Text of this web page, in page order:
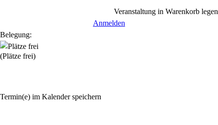
Veranstaltung in Warenkorb legen
Anmelden
Belegung:
(Plätze frei)
Termin(e) im Kalender speichern